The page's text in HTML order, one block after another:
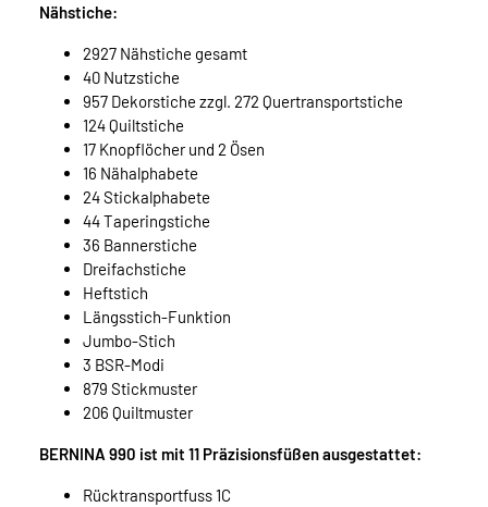
Nähstiche:
2927 Nähstiche gesamt
40 Nutzstiche
957 Dekorstiche zzgl. 272 Quertransportstiche
124 Quiltstiche
17 Knopflöcher und 2 Ösen
16 Nähalphabete
24 Stickalphabete
44 Taperingstiche
36 Bannerstiche
Dreifachstiche
Heftstich
Längsstich-Funktion
Jumbo-Stich
3 BSR-Modi
879 Stickmuster
206 Quiltmuster
BERNINA 990 ist mit 11 Präzisionsfüßen ausgestattet:
Rücktransportfuss 1C